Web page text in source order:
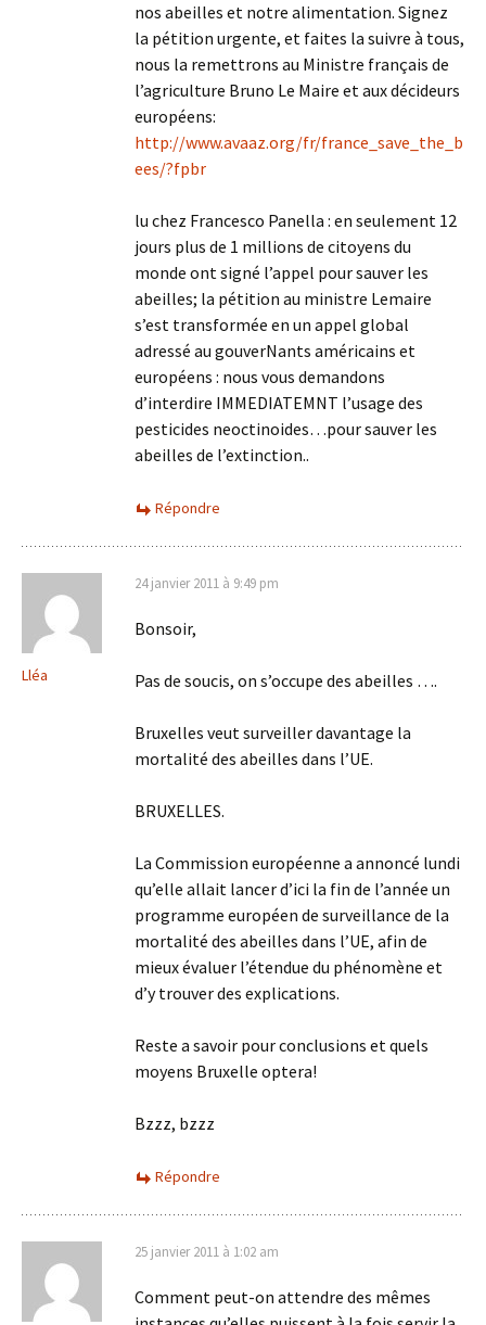
nos abeilles et notre alimentation. Signez
la pétition urgente, et faites la suivre à tous,
nous la remettrons au Ministre français de
l’agriculture Bruno Le Maire et aux décideurs
européens:
http://www.avaaz.org/fr/france_save_the_b
ees/?fpbr
lu chez Francesco Panella : en seulement 12
jours plus de 1 millions de citoyens du
monde ont signé l’appel pour sauver les
abeilles; la pétition au ministre Lemaire
s’est transformée en un appel global
adressé au gouverNants américains et
européens : nous vous demandons
d’interdire IMMEDIATEMNT l’usage des
pesticides neoctinoides…pour sauver les
abeilles de l’extinction..
Répondre
Lléa
24 janvier 2011 à 9:49 pm
Bonsoir,
Pas de soucis, on s’occupe des abeilles ….
Bruxelles veut surveiller davantage la
mortalité des abeilles dans l’UE.
BRUXELLES.
La Commission européenne a annoncé lundi
qu’elle allait lancer d’ici la fin de l’année un
programme européen de surveillance de la
mortalité des abeilles dans l’UE, afin de
mieux évaluer l’étendue du phénomène et
d’y trouver des explications.
Reste a savoir pour conclusions et quels
moyens Bruxelle optera!
Bzzz, bzzz
Répondre
25 janvier 2011 à 1:02 am
Comment peut-on attendre des mêmes